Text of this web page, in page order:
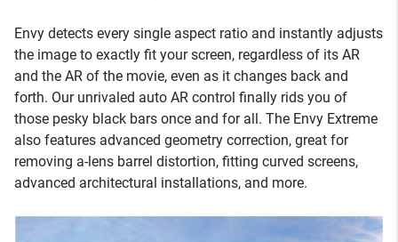
Envy detects every single aspect ratio and instantly adjusts
the image to exactly fit your screen, regardless of its AR
and the AR of the movie, even as it changes back and
forth. Our unrivaled auto AR control finally rids you of
those pesky black bars once and for all. The Envy Extreme
also features advanced geometry correction, great for
removing a-lens barrel distortion, fitting curved screens,
advanced architectural installations, and more.